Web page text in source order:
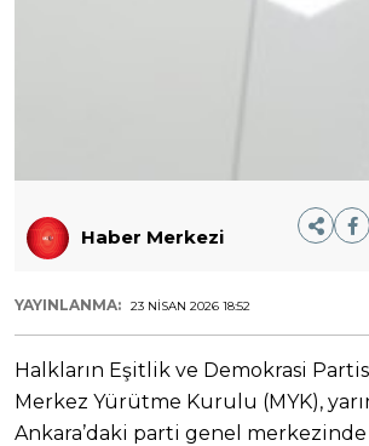
Haber Merkezi
YAYINLANMA: 23 NISAN 2026 18:52
Halkların Eşitlik ve Demokrasi
Merkez Yürütme Kurulu (MYK), yarın
Ankara’daki parti genel